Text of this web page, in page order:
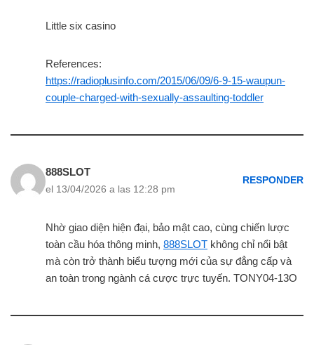
Little six casino
References:
https://radioplusinfo.com/2015/06/09/6-9-15-waupun-
couple-charged-with-sexually-assaulting-toddler
888SLOT
el 13/04/2026 a las 12:28 pm
RESPONDER
Nhờ giao diện hiện đại, bảo mật cao, cùng chiến lược
toàn cầu hóa thông minh, 888SLOT không chỉ nổi bật
mà còn trở thành biểu tượng mới của sự đẳng cấp và
an toàn trong ngành cá cược trực tuyến. TONY04-13O